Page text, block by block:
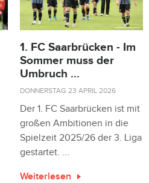
1. FC Saarbrücken - Im
Sommer muss der
Umbruch ...
DONNERSTAG 23 APRIL 2026
Der 1. FC Saarbrücken ist mit
großen Ambitionen in die
Spielzeit 2025/26 der 3. Liga
gestartet. ...
Weiterlesen